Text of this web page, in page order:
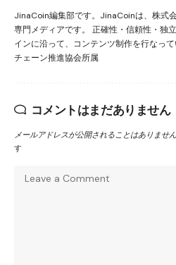
JinaCoin編集部です。JinaCoinは、株式
専門メディアです。 正確性・信頼性・独
インに沿って、コンテンツ制作を行なっ
チェーン推進協会所属
コメントはまだありません
メールアドレスが公開されることはありません
す